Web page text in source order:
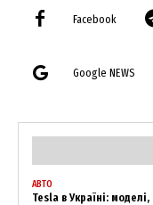
Facebook
Google NEWS
АВТО
Tesla в Україні: